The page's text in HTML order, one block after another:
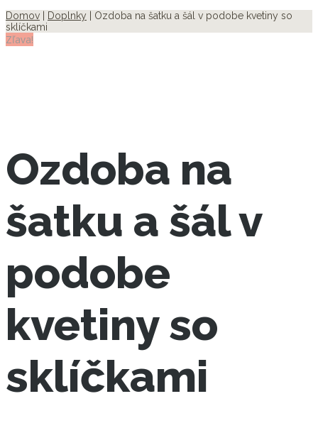
Domov
Doplnky | Ozdoba na šatku a šál v podobe kvetiny so
sklíčkami
Zľava!
Ozdoba na
šatku a šál v
podobe
kvetiny so
sklíčkami